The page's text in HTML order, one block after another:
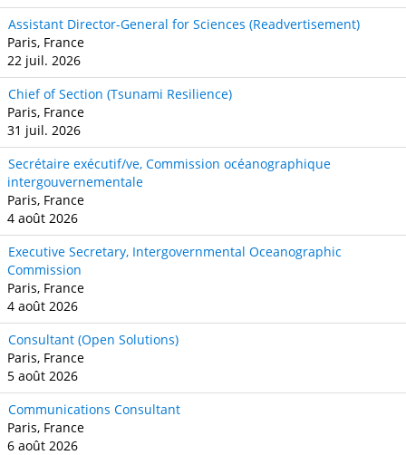
Assistant Director-General for Sciences (Readvertisement)
Paris, France
22 juil. 2026
Chief of Section (Tsunami Resilience)
Paris, France
31 juil. 2026
Secrétaire exécutif/ve, Commission océanographique
intergouvernementale
Paris, France
4 août 2026
Executive Secretary, Intergovernmental Oceanographic
Commission
Paris, France
4 août 2026
Consultant (Open Solutions)
Paris, France
5 août 2026
Communications Consultant
Paris, France
6 août 2026